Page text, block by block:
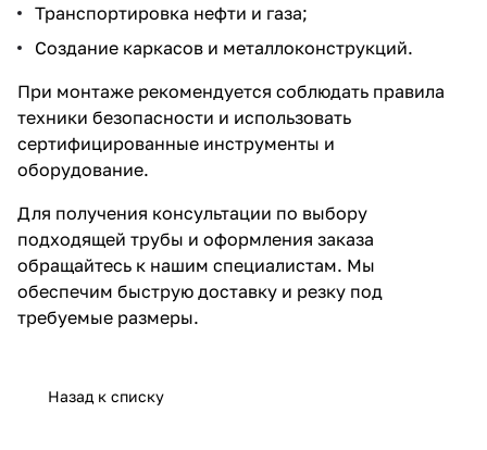
Транспортировка нефти и газа;
Создание каркасов и металлоконструкций.
При монтаже рекомендуется соблюдать правила
техники безопасности и использовать
сертифицированные инструменты и
оборудование.
Для получения консультации по выбору
подходящей трубы и оформления заказа
обращайтесь к нашим специалистам. Мы
обеспечим быструю доставку и резку под
требуемые размеры.
Назад к списку